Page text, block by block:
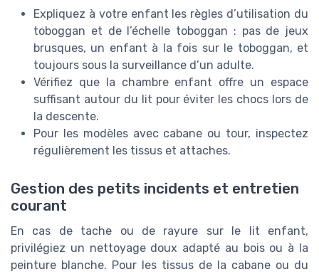
Expliquez à votre enfant les règles d’utilisation du
toboggan et de l’échelle toboggan : pas de jeux
brusques, un enfant à la fois sur le toboggan, et
toujours sous la surveillance d’un adulte.
Vérifiez que la chambre enfant offre un espace
suffisant autour du lit pour éviter les chocs lors de
la descente.
Pour les modèles avec cabane ou tour, inspectez
régulièrement les tissus et attaches.
Gestion des petits incidents et entretien
courant
En cas de tache ou de rayure sur le lit enfant,
privilégiez un nettoyage doux adapté au bois ou à la
peinture blanche. Pour les tissus de la cabane ou du